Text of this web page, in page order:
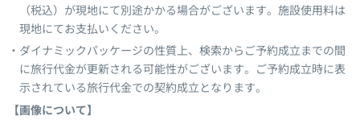
（税込）が現地にて別途かかる場合がございます。施設使用料は
現地にてお支払いください。
ダイナミックパッケージの性質上、検索からご予約成立までの間
に旅行代金が更新される可能性がございます。ご予約成立時に表
示されている旅行代金での契約成立となります。
【画像について】